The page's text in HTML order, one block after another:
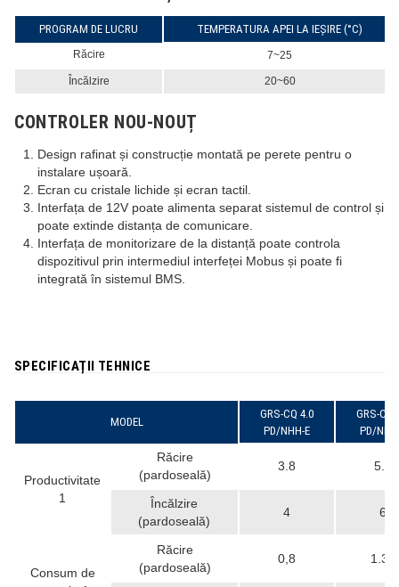
PROGRAM DE LUCRU TEMPERATURA APEI LA IEȘIRE (°C)
Răcire 7~25
Încălzire 20~60
CONTROLER NOU-NOUȚ
Design rafinat și construcție montată pe perete pentru o
instalare ușoară.
Ecran cu cristale lichide și ecran tactil.
Interfața de 12V poate alimenta separat sistemul de control și
poate extinde distanța de comunicare.
Interfața de monitorizare de la distanță poate controla
dispozitivul prin intermediul interfeței Mobus și poate fi
integrată în sistemul BMS.
SPECIFICAȚII TEHNICE
MODEL
GRS-CQ 4.0
PD/NHH-E
GRS-CQ
PD/
Productivitate
1
Răcire
(pardoseală)
3.8 5.8
Încălzire
(pardoseală)
4 6
Consum de
Răcire
(pardoseală)
0,8 1.32